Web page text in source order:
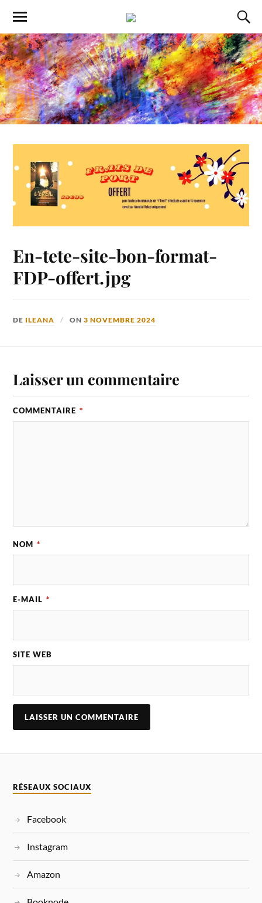
En-tete-site-bon-format-
FDP-offert.jpg
DEILEANA ON3 NOVEMBRE 2024
Laisser un commentaire
COMMENTAIRE *
NOM *
E-MAIL *
SITE WEB
T
A
V
RÉSEAUX SOCIAUX
Facebook
Instagram
Amazon